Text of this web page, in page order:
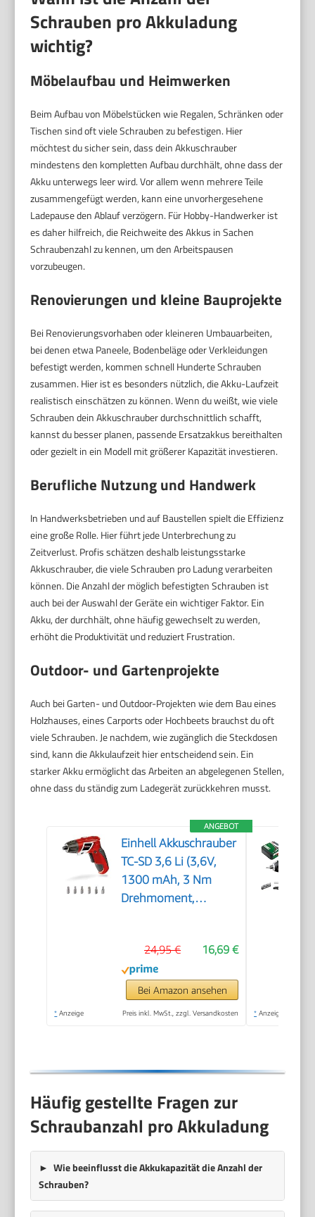
Schrauben pro Akkuladung
wichtig?
Möbelaufbau und Heimwerken
Beim Aufbau von Möbelstücken wie Regalen, Schränken oder
Tischen sind oft viele Schrauben zu befestigen. Hier
möchtest du sicher sein, dass dein Akkuschrauber
mindestens den kompletten Aufbau durchhält, ohne dass der
Akku unterwegs leer wird. Vor allem wenn mehrere Teile
zusammengefügt werden, kann eine unvorhergesehene
Ladepause den Ablauf verzögern. Für Hobby-Handwerker ist
es daher hilfreich, die Reichweite des Akkus in Sachen
Schraubenzahl zu kennen, um den Arbeitspausen
vorzubeugen.
Renovierungen und kleine Bauprojekte
Bei Renovierungsvorhaben oder kleineren Umbauarbeiten,
bei denen etwa Paneele, Bodenbeläge oder Verkleidungen
befestigt werden, kommen schnell Hunderte Schrauben
zusammen. Hier ist es besonders nützlich, die Akku-Laufzeit
realistisch einschätzen zu können. Wenn du weißt, wie viele
Schrauben dein Akkuschrauber durchschnittlich schafft,
kannst du besser planen, passende Ersatzakkus bereithalten
oder gezielt in ein Modell mit größerer Kapazität investieren.
Berufliche Nutzung und Handwerk
In Handwerksbetrieben und auf Baustellen spielt die Effizienz
eine große Rolle. Hier führt jede Unterbrechung zu
Zeitverlust. Profis schätzen deshalb leistungsstarke
Akkuschrauber, die viele Schrauben pro Ladung verarbeiten
können. Die Anzahl der möglich befestigten Schrauben ist
auch bei der Auswahl der Geräte ein wichtiger Faktor. Ein
Akku, der durchhält, ohne häufig gewechselt zu werden,
erhöht die Produktivität und reduziert Frustration.
Outdoor- und Gartenprojekte
Auch bei Garten- und Outdoor-Projekten wie dem Bau eines
Holzhauses, eines Carports oder Hochbeets brauchst du oft
viele Schrauben. Je nachdem, wie zugänglich die Steckdosen
sind, kann die Akkulaufzeit hier entscheidend sein. Ein
starker Akku ermöglicht das Arbeiten an abgelegenen Stellen,
ohne dass du ständig zum Ladegerät zurückkehren musst.
ANGEBOT
Einhell Akkuschrauber
TC-SD 3,6 Li (3,6V,
1300 mAh, 3 Nm
Drehmoment,
Softgriff,
Ladekontrollleuchte,
inkl. 6 Bits)
16,69 €
24,95 €
Bei Amazon ansehen
* Anzeige Preis inkl. MwSt., zzgl. Versandkosten * Anzeige
Häufig gestellte Fragen zur
Schraubanzahl pro Akkuladung
Wie beeinflusst die Akkukapazität die Anzahl der
Schrauben?